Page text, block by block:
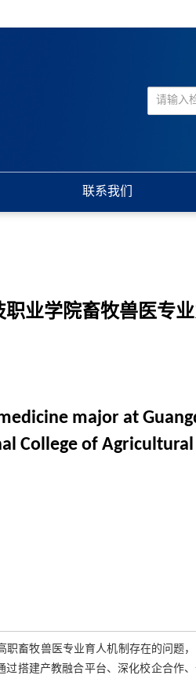
联系我们
业学院畜牧兽医专
major at
of
职畜牧兽医专业育人机制存在的问题，
过搭建产教融合平台、深化校企合作